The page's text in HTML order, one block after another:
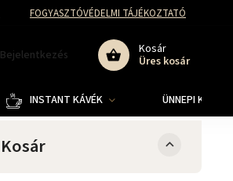
FOGYASZTÓVÉDELMI TÁJÉKOZTATÓ
Kosár
Üres kosár
Bejelentkezés
INSTANT KÁVÉK ÜNNEPI
Kosár